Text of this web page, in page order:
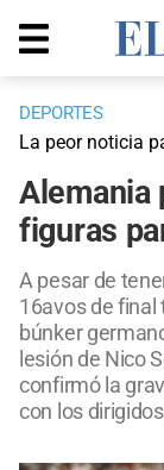
DEPORTES
La peor noticia
Alemania
figuras
A pesar de
16avos de final
búnker
lesión de Nico
confirmó la
con los